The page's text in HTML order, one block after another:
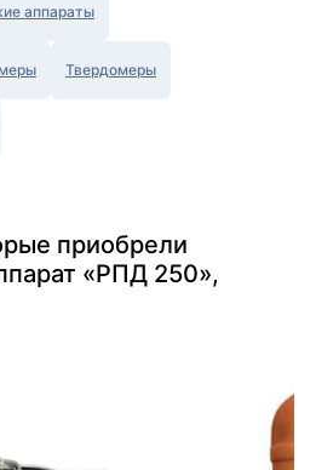
аппараты
Твердомеры
приобрели
«РПД 250»,